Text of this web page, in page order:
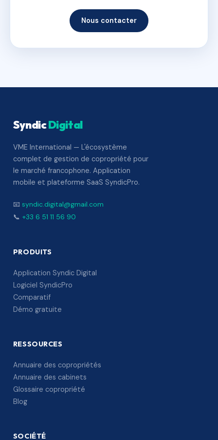
Nous contacter
SyndicDigital
VME International — L'écosystème
complet de gestion de copropriété pour
le marché francophone. Application
mobile et plateforme SaaS SyndicPro.
📧 syndic.digital@gmail.com
📞 +33 6 51 11 56 90
PRODUITS
Application Syndic Digital
Logiciel SyndicPro
Comparatif
Démo gratuite
RESSOURCES
Annuaire des copropriétés
Annuaire des cabinets
Glossaire copropriété
Blog
SOCIÉTÉ